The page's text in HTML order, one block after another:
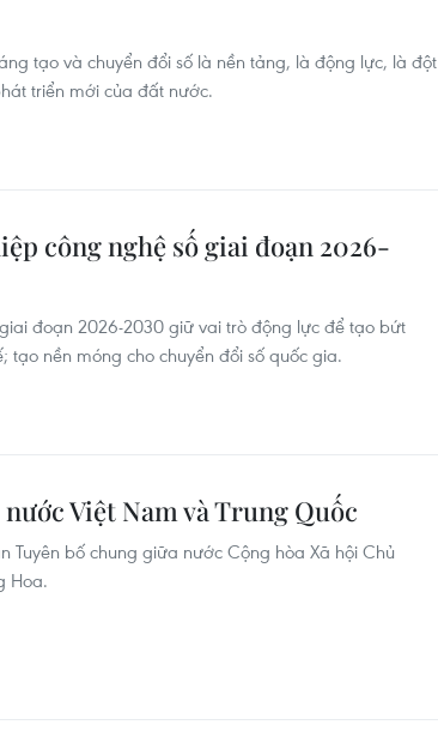
tạo và chuyển đổi số là nền tảng, là động lực, là đột
triển mới của đất nước.
công nghệ số giai đoạn 2026-
đoạn 2026-2030 giữ vai trò động lực để tạo bứt
tạo nền móng cho chuyển đổi số quốc gia.
Việt Nam và Trung Quốc
Tuyên bố chung giữa nước Cộng hòa Xã hội Chủ
Hoa.